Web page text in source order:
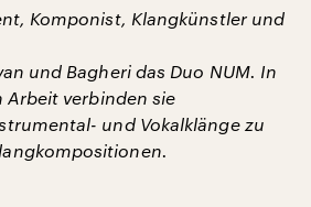
Komponist, Klangkünstler und
und Bagheri das Duo NUM. In
verbinden sie
und Vokalklänge zu